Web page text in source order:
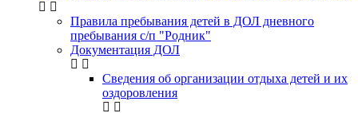
Правила пребывания детей в ДОЛ дневного
пребывания с/п "Родник"
Документация ДОЛ
Сведения об организации отдыха детей и их
оздоровления